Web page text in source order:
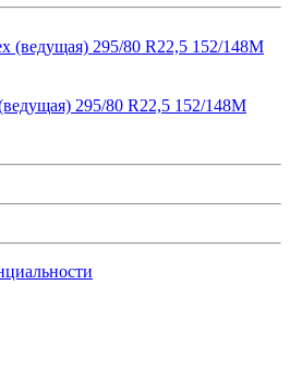
295/80 R22,5 152/148М